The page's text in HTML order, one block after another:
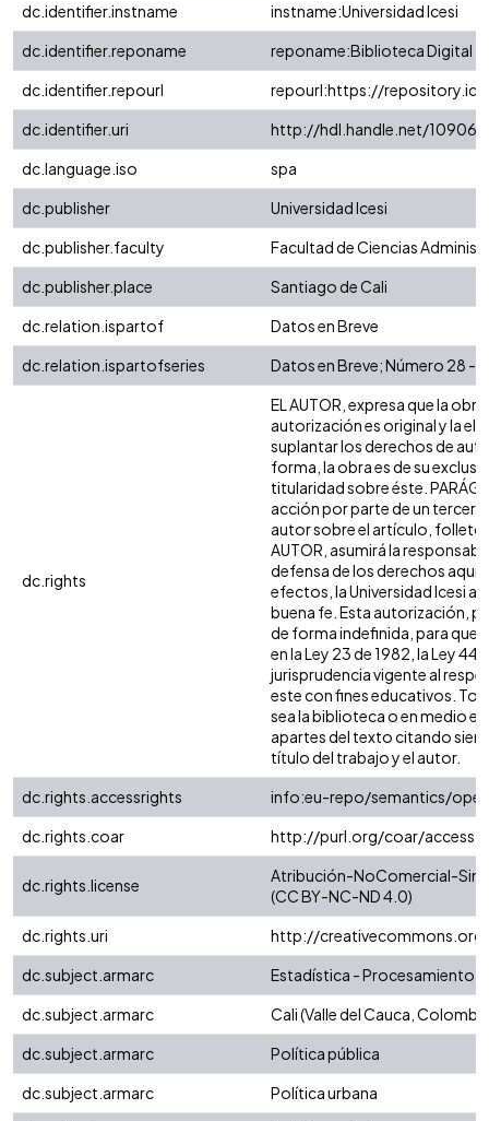
dc.identifier.instname
instname:Universidad Icesi
dc.identifier.reponame
reponame:Biblioteca Digital
dc.identifier.repourl
repourl:https://
dc.identifier.uri
http://hdl.handle.net/10906/
dc.language.iso
spa
dc.publisher
Universidad Icesi
dc.publisher.faculty
Facultad de Ciencias
dc.publisher.place
Santiago de Cali
dc.relation.ispartof
Datos en Breve
dc.relation.ispartofseries
Datos en Breve; Número 28 -
dc.rights
EL AUTOR, expresa que la
autorización es original y la
suplantar los derechos de
forma, la obra es de su
titularidad sobre éste.
acción por parte de un
autor sobre el artículo, folleto
AUTOR, asumirá la
defensa de los derechos
efectos, la Universidad Icesi
buena fe. Esta autorización,
de forma indefinida, para que
en la Ley 23 de 1982, la Ley 44
jurisprudencia vigente al
este con fines educativos.
sea la biblioteca o en medio
apartes del texto citando
título del trabajo y el autor.
dc.rights.accessrights
info:eu-repo/semantics/
dc.rights.coar
http://purl.org/coar/
dc.rights.license
Atribución-NoComercial-
(CC BY-NC-ND 4.0)
dc.rights.uri
http://
dc.subject.armarc
Estadística - Procesamiento
dc.subject.armarc
Cali (Valle del Cauca,
dc.subject.armarc
Política pública
dc.subject.armarc
Política urbana